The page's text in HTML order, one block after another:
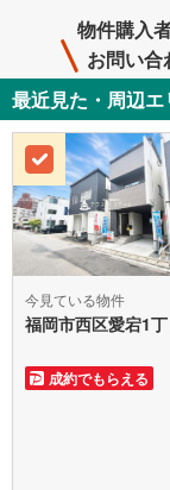
物件購入
お問い合
最近見た・周辺
今見ている物件
福岡市西区愛宕1丁
成約でもらえる